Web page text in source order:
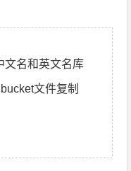
文名和英文名库
文件复制